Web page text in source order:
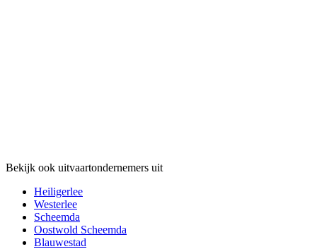
Bekijk ook uitvaartondernemers uit
Heiligerlee
Westerlee
Scheemda
Oostwold Scheemda
Blauwestad